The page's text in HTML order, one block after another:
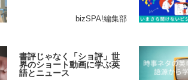
bizSPA!編集部
書評じゃなく「ショ評」世
界のショート動画に学ぶ英
語とニュース